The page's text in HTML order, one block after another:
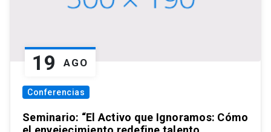
19 AGO
Conferencias
Seminario: “El Activo que Ignoramos: Cómo